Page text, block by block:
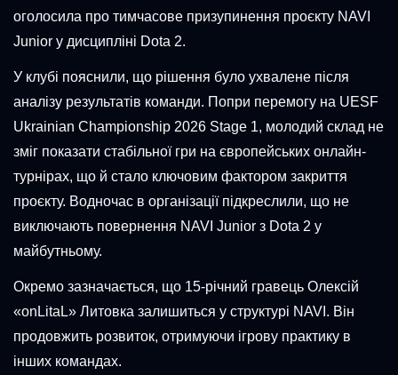
оголосила про тимчасове призупинення проєкту NAVI
Junior у дисципліні Dota 2.
У клубі пояснили, що рішення було ухвалене після
аналізу результатів команди. Попри перемогу на UESF
Ukrainian Championship 2026 Stage 1, молодий склад не
зміг показати стабільної гри на європейських онлайн-
турнірах, що й стало ключовим фактором закриття
проєкту. Водночас в організації підкреслили, що не
виключають повернення NAVI Junior з Dota 2 у
майбутньому.
Окремо зазначається, що 15-річний гравець Олексій
«onLitaL» Литовка залишиться у структурі NAVI. Він
продовжить розвиток, отримуючи ігрову практику в
інших командах.